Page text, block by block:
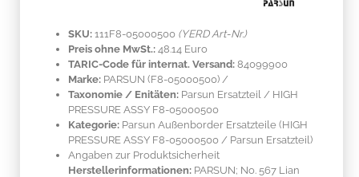
SKU: 111F8-05000500 (YERD Art-Nr.)
Preis ohne MwSt.: 48.14 Euro
TARIC-Code für internat. Versand: 84099900
Marke: PARSUN (F8-05000500) /
Taxonomie / Enitäten: Parsun Ersatzteil / HIGH
PRESSURE ASSY F8-05000500
Kategorie: Parsun Außenborder Ersatzteile (HIGH
PRESSURE ASSY F8-05000500 / Parsun Ersatzteil)
Angaben zur Produktsicherheit
Herstellerinformationen: PARSUN; No. 567 Lian